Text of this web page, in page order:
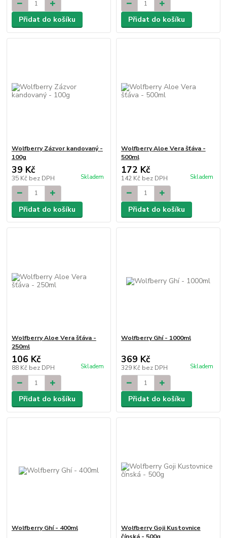
Přidat do košíku Přidat do košíku
Wolfberry Zázvor kandovaný -
100g
39 Kč
35 Kč bez DPH Skladem
Přidat do košíku
Wolfberry Aloe Vera šťáva -
500ml
172 Kč
142 Kč bez DPH Skladem
Přidat do košíku
Wolfberry Aloe Vera šťáva -
250ml
106 Kč
88 Kč bez DPH Skladem
Přidat do košíku
Wolfberry Ghí - 1000ml
369 Kč
329 Kč bez DPH Skladem
Přidat do košíku
Wolfberry Ghí - 400ml
Wolfberry Goji Kustovnice
čínská - 500g